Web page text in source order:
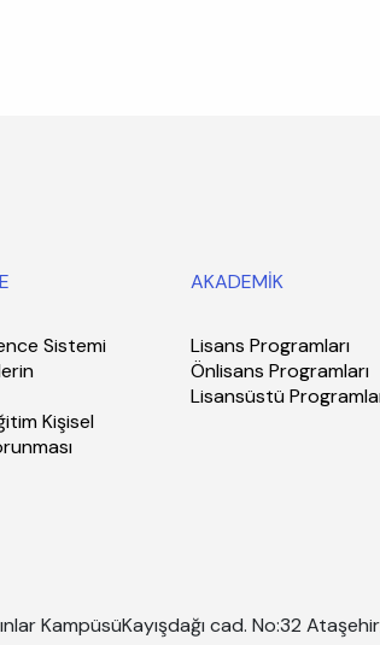
Sistemi
Kişisel
AKADEMİK
Lisans Programları
Önlisans Programları
Lisansüstü
KampüsüKayışdağı cad. No:32